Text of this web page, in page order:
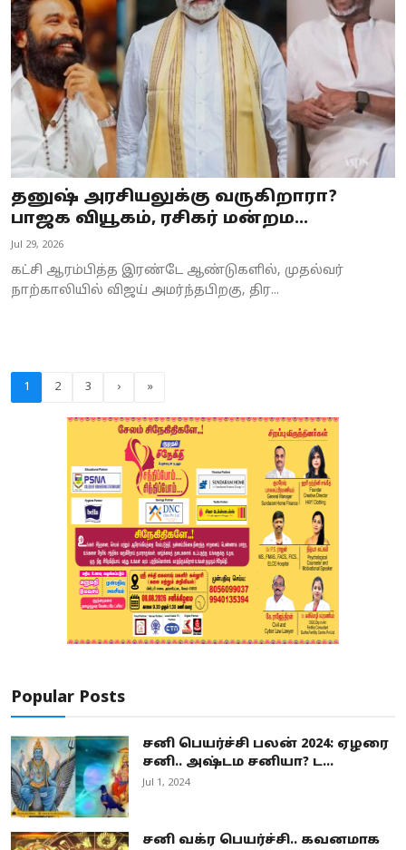
தனுஷ் அரசியலுக்கு வருகிறாரா?
பாஜக வியூகம், ரசிகர் மன்றம...
Jul 29, 2026
கட்சி ஆரம்பித்த இரண்டே ஆண்டுகளில், முதல்வர்
நாற்காலியில் விஜய் அமர்ந்தபிறகு, திர...
1 2 3 › »
Popular Posts
சனி பெயர்ச்சி பலன் 2024: ஏழரை
சனி.. அஷ்டம சனியா? ட...
Jul 1, 2024
சனி வக்ர பெயர்ச்சி.. கவனமாக